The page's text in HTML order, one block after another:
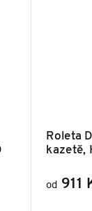
Roleta
kazetě,
od 911